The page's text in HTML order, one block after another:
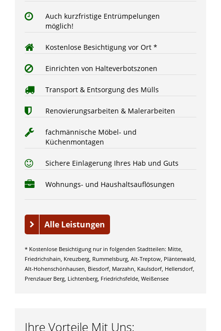
Auch kurzfristige Entrümpelungen
möglich!
Kostenlose Besichtigung vor Ort *
Einrichten von Halteverbotszonen
Transport & Entsorgung des Mülls
Renovierungsarbeiten & Malerarbeiten
fachmännische Möbel- und
Küchenmontagen
Sichere Einlagerung Ihres Hab und Guts
Wohnungs- und Haushaltsauflösungen
Alle Leistungen
* Kostenlose Besichtigung nur in folgenden Stadtteilen: Mitte,
Friedrichshain, Kreuzberg, Rummelsburg, Alt-Treptow, Plänterwald,
Alt-Hohenschönhausen, Biesdorf, Marzahn, Kaulsdorf, Hellersdorf,
Prenzlauer Berg, Lichtenberg, Friedrichsfelde, Weißensee
Ihre Vorteile Mit Uns: